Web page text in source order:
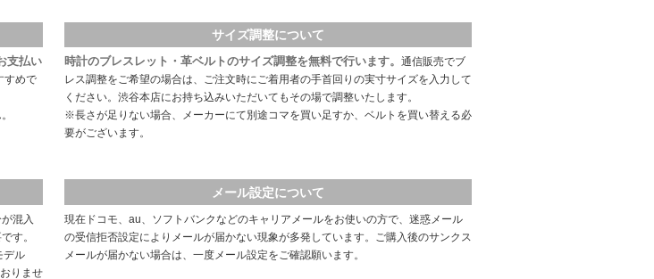
支払い
すめで
サイズ調整について
時計のブレスレット・革ベルトのサイズ調整を無料で行います。 通信販売でブ
レス調整をご希望の場合は、ご注文時にご着用者の手首回りの実寸サイズを入力して
ください。渋谷本店にお持ち込みいただいてもその場で調整いたします。
※長さが足りない場合、メーカーにて別途コマを買い足すか、ベルトを買い替える必
要がございます。
混入
す。
デル
りませ
メール設定について
現在ドコモ、au、ソフトバンクなどのキャリアメールをお使いの方で、迷惑メール
の受信拒否設定によりメールが届かない現象が多発しています。ご購入後のサンクス
メールが届かない場合は、一度メール設定をご確認願います。